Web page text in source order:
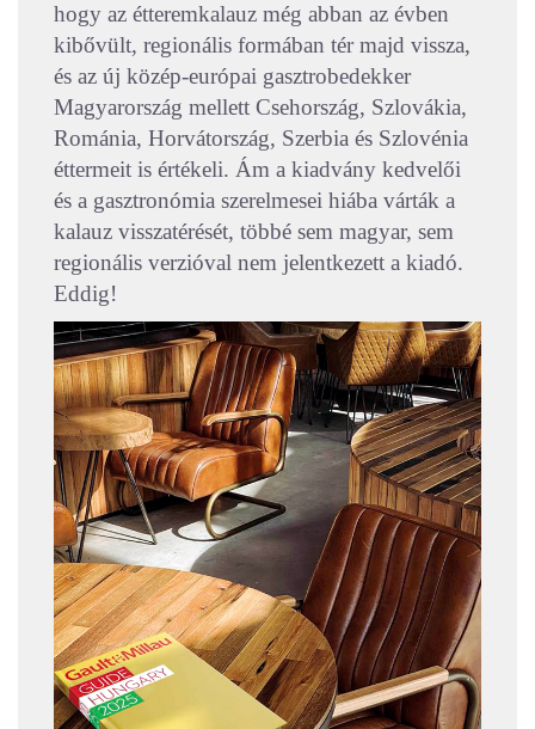
hogy az étteremkalauz még abban az évben
kibővült, regionális formában tér majd vissza,
és az új közép-európai gasztrobedekker
Magyarország mellett Csehország, Szlovákia,
Románia, Horvátország, Szerbia és Szlovénia
éttermeit is értékeli. Ám a kiadvány kedvelői
és a gasztronómia szerelmesei hiába várták a
kalauz visszatérését, többé sem magyar, sem
regionális verzióval nem jelentkezett a kiadó.
Eddig!